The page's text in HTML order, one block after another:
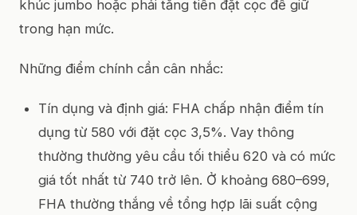
khúc jumbo hoặc phải tăng tiền đặt cọc để giữ
trong hạn mức.
Những điểm chính cần cân nhắc:
Tín dụng và định giá: FHA chấp nhận điểm tín
dụng từ 580 với đặt cọc 3,5%. Vay thông
thường thường yêu cầu tối thiểu 620 và có mức
giá tốt nhất từ 740 trở lên. Ở khoảng 680–699,
FHA thường thắng về tổng hợp lãi suất cộng